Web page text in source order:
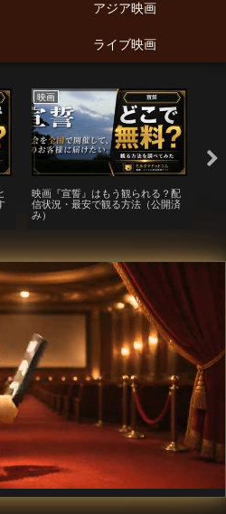
アジア映画
ライブ映画
映画
映画『宣誓』はもう観られる？配
信状況・最安で観る方法（公開済
み）